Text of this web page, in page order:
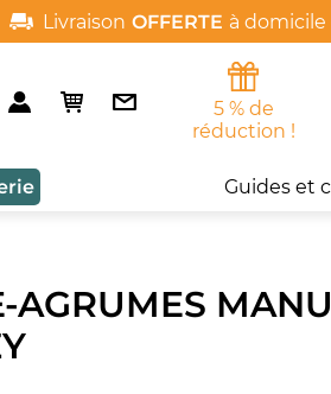
OFFERTE à domicile dès 49€
5 % de
réduction !
Guides et
AGRUMES